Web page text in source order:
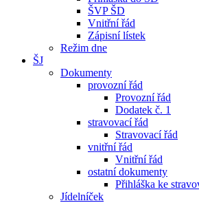
ŠVP ŠD
Vnitřní řád
Zápisní lístek
Režim dne
ŠJ
Dokumenty
provozní řád
Provozní řád
Dodatek č. 1
stravovací řád
Stravovací řád
vnitřní řád
Vnitřní řád
ostatní dokumenty
Přihláška ke
Jídelníček